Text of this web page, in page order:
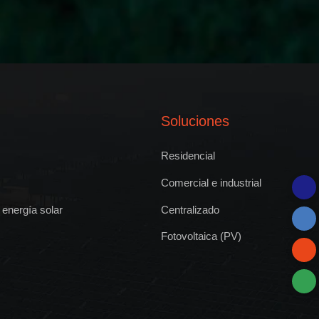
solar
Soluciones
Residencial
Comercial e industrial
Centralizado
Fotovoltaica (PV)